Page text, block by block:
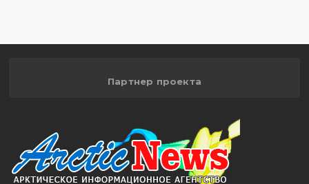
Партнер проекта